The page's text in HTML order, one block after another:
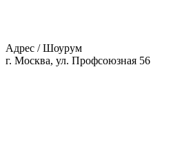
Адрес / Шоурум
г. Москва, ул. Профсоюзная 56